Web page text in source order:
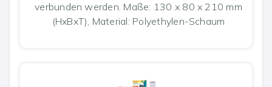
verbunden werden. Maße: 130 x 80 x 210 mm
(HxBxT), Material: Polyethylen-Schaum